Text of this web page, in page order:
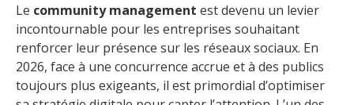
Le community management est devenu un levier
incontournable pour les entreprises souhaitant
renforcer leur présence sur les réseaux sociaux. En
2026, face à une concurrence accrue et à des publics
toujours plus exigeants, il est primordial d’optimiser